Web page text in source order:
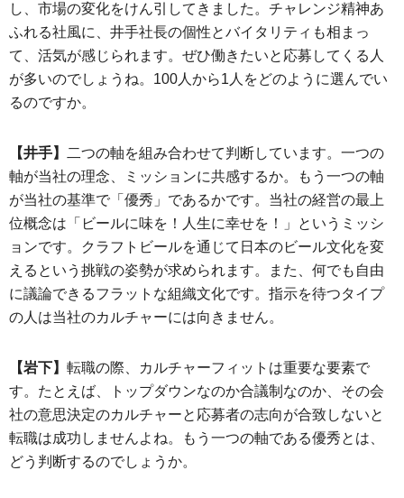
し、市場の変化をけん引してきました。チャレンジ精神あ
ふれる社風に、井手社長の個性とバイタリティも相まっ
て、活気が感じられます。ぜひ働きたいと応募してくる人
が多いのでしょうね。100人から1人をどのように選んでい
るのですか。
【井手】
二つの軸を組み合わせて判断しています。一つの
軸が当社の理念、ミッションに共感するか。もう一つの軸
が当社の基準で「優秀」であるかです。当社の経営の最上
位概念は「ビールに味を！人生に幸せを！」というミッシ
ョンです。クラフトビールを通じて日本のビール文化を変
えるという挑戦の姿勢が求められます。また、何でも自由
に議論できるフラットな組織文化です。指示を待つタイプ
の人は当社のカルチャーには向きません。
【岩下】 転職の際、カルチャーフィットは重要な要素で
す。たとえば、トップダウンなのか合議制なのか、その会
社の意思決定のカルチャーと応募者の志向が合致しないと
転職は成功しませんよね。もう一つの軸である優秀とは、
どう判断するのでしょうか。